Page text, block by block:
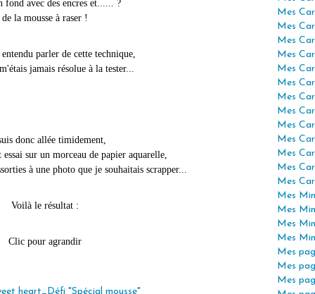
fond avec des encres et...... ?
de la mousse à raser !
parler de cette technique,
jamais résolue à la tester...
donc allée timidement,
sur un morceau de papier aquarelle,
à une photo que je souhaitais scrapper...
Voilà le résultat :
Clic pour agrandir
Mes
Mes
Mes
Mes
Mes
Mes
Mes
Mes
Mes
Mes
Mes
Mes
Mes
Mes
Mes
Mes
Mes
Mes
Mes
Mes